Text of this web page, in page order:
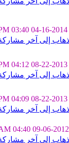
04-16-2014
03:40 PM
08-22-2013
04:12 PM
08-22-2013
04:09 PM
09-06-2012
04:40 AM